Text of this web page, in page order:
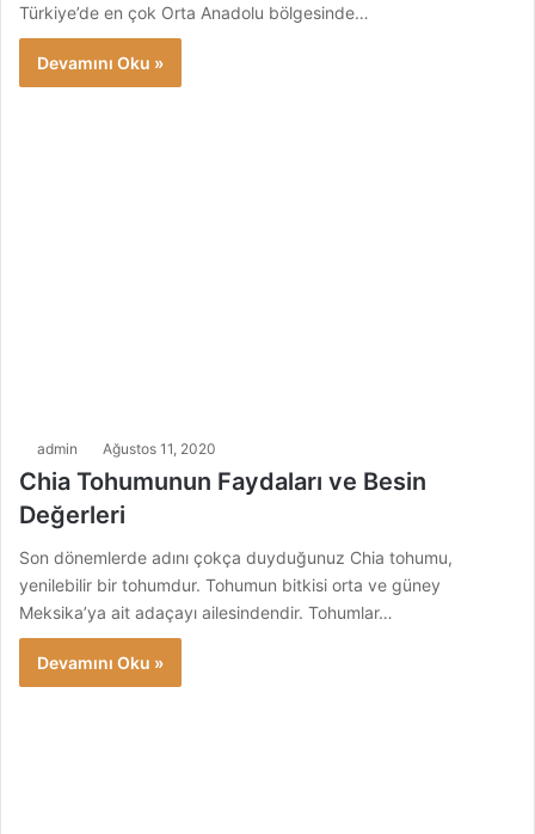
Türkiye’de en çok Orta Anadolu bölgesinde…
Devamını Oku »
admin Ağustos 11, 2020
Chia Tohumunun Faydaları ve Besin
Değerleri
Son dönemlerde adını çokça duyduğunuz Chia tohumu,
yenilebilir bir tohumdur. Tohumun bitkisi orta ve güney
Meksika’ya ait adaçayı ailesindendir. Tohumlar…
Devamını Oku »